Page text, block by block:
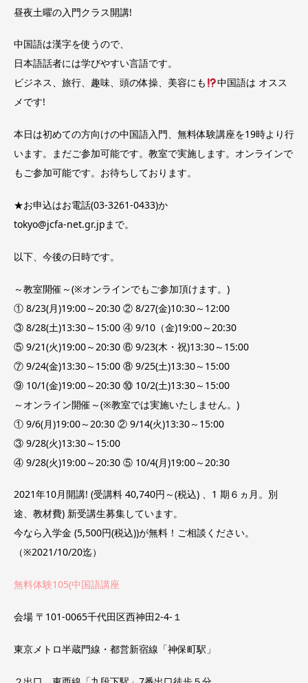
昼夜土曜の入門クラス開講!
中国語は漢字を使うので、
日本語話者には学びやすい言語です。
ビジネス、旅行、趣味、頭の体操、美容にも
中国語は オスス
メです!
本日は初めての方向けの中国語入門、無料体験講座を19時より行
います。まだご参加可能です。教室で実施します。オンラインで
もご参加可能です。お待ちしております。
★お申込はお電話(03-3261-0433)か
tokyo@jcfa-net.gr.jpまで。
以下、今後の日時です。
～教室開催～(※オンラインでもご参加頂けます。)
① 8/23(月)19:00～20:30 ② 8/27(金)10:30～12:00
③ 8/28(土)13:30～15:00 ④ 9/10（金)19:00～20:30
⑤ 9/21(火)19:00～20:30 ⑥ 9/23(木・祝)13:30～15:00
⑦ 9/24(金)13:30～15:00 ⑧ 9/25(土)13:30～15:00
⑨ 10/1(金)19:00～20:30 ⑩ 10/2(土)13:30～15:00
～オンライン開催～(※教室では実施いたしません。)
① 9/6(月)19:00～20:30 ② 9/14(火)13:30～15:00
③ 9/28(火)13:30～15:00
④ 9/28(火)19:00～20:30 ⑤ 10/4(月)19:00～20:30
2021年10月開講! (受講料 40,740円～(税込) 、1 期６ヵ月。別
途、教材費) 新受講生募集しています。
今なら入学金 (5,500円(税込))が無料！ご相談ください。
（※2021/10/20迄）
無料体験105(中国語講座
会場 〒101-0065千代田区西神田2-4-１
​東京メトロ半蔵門線・都営新宿線「神保町駅」